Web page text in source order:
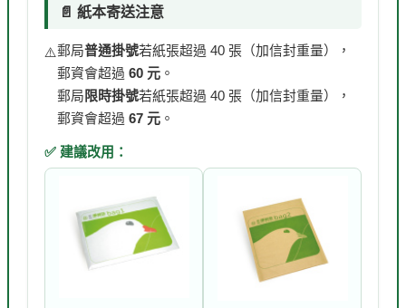
📄 紙本寄送注意
⚠️郵局普通掛號若紙張超過 40 張（加信封重量），
郵資會超過 60 元 。
郵局 限時掛號若紙張超過 40 張（加信封重量），
郵資會超過 67 元 。
✅ 建議改用：